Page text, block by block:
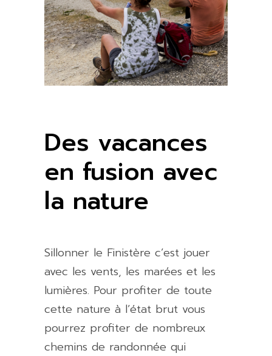
Des vacances
en fusion avec
la nature
Sillonner le Finistère c’est jouer
avec les vents, les marées et les
lumières. Pour profiter de toute
cette nature à l’état brut vous
pourrez profiter de nombreux
chemins de randonnée qui